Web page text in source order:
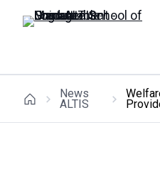
News
ALTIS